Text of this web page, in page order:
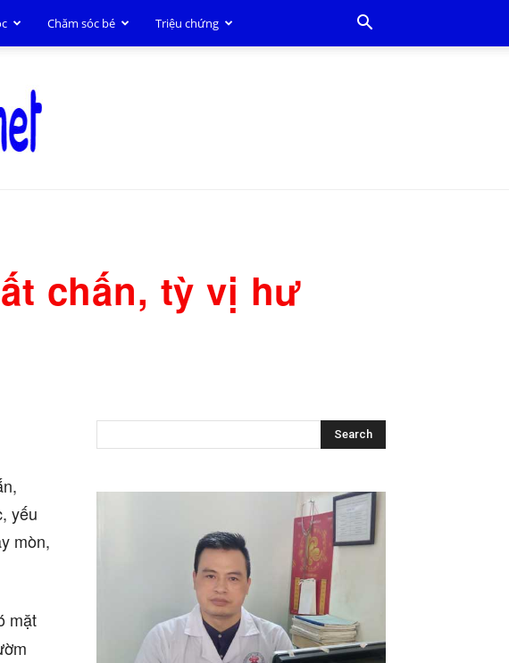
Chăm sóc bé Triệu chứng
chấn, tỳ vị hư
yếu
mòn,
mặt